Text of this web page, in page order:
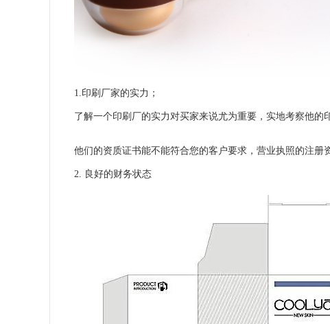
1.印刷厂家的实力；
了解一个印刷厂的实力对买家来说尤为重要，实地考察他的
他们的资质证书能不能符合您的客户要求，营业执照的注册
2. 良好的财务状态